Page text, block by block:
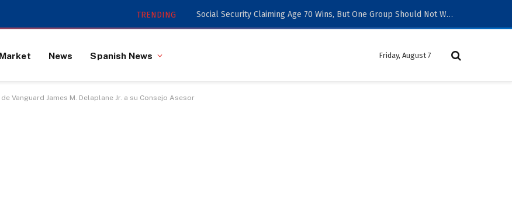
TRENDING Social Security Claiming Age 70 Wins, But One Group Should Not Wait
News Spanish News Friday, August 7
Vanguard James M. Delaplane Jr. a su Consejo Asesor